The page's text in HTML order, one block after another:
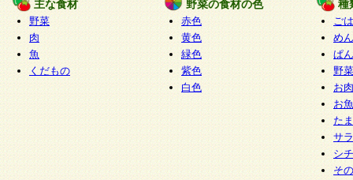
主な食材
野菜
肉
魚
くだもの
野菜の食材の色
赤色
黄色
緑色
紫色
白色
種
ご
めん
ぱん
野
お
お
た
サ
シ
そ